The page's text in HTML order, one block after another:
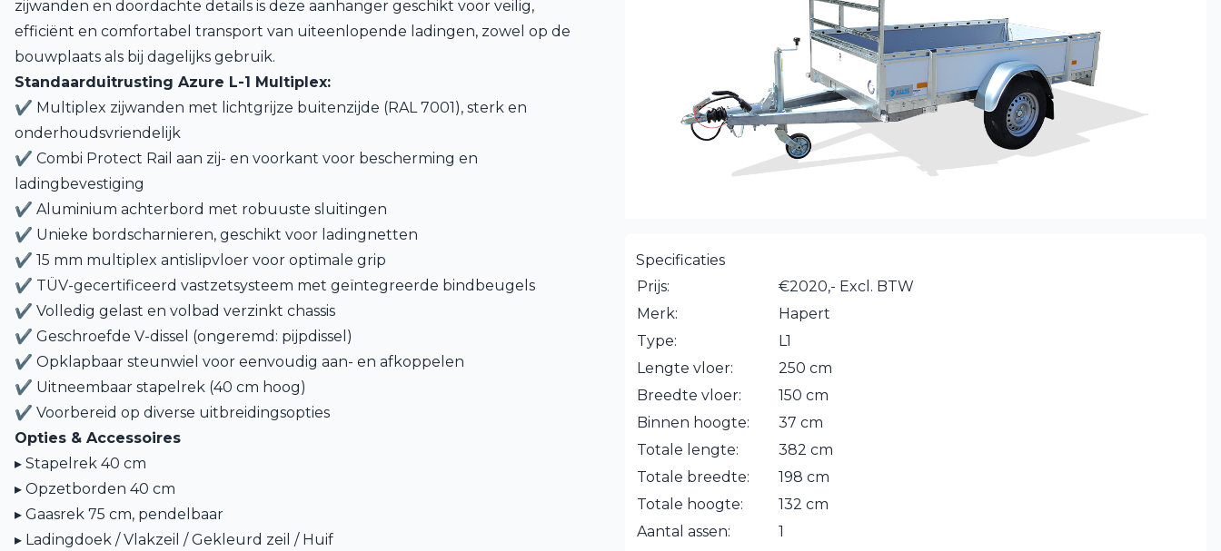
zijwanden en doordachte details is deze aanhanger geschikt voor veilig,
efficiënt en comfortabel transport van uiteenlopende ladingen, zowel op de
bouwplaats als bij dagelijks gebruik.
Standaarduitrusting Azure L-1 Multiplex:
✔ Multiplex zijwanden met lichtgrijze buitenzijde (RAL 7001), sterk en
onderhoudsvriendelijk
✔ Combi Protect Rail aan zij- en voorkant voor bescherming en
ladingbevestiging
✔ Aluminium achterbord met robuuste sluitingen
✔ Unieke bordscharnieren, geschikt voor ladingnetten
✔ 15 mm multiplex antislipvloer voor optimale grip
✔ TÜV-gecertificeerd vastzetsysteem met geïntegreerde bindbeugels
✔ Volledig gelast en volbad verzinkt chassis
✔ Geschroefde V-dissel (ongeremd: pijpdissel)
✔ Opklapbaar steunwiel voor eenvoudig aan- en afkoppelen
✔ Uitneembaar stapelrek (40 cm hoog)
✔ Voorbereid op diverse uitbreidingsopties
Opties & Accessoires
▸ Stapelrek 40 cm
▸ Opzetborden 40 cm
▸ Gaasrek 75 cm, pendelbaar
▸ Ladingdoek / Vlakzeil / Gekleurd zeil / Huif
Specificaties
Prijs:
€2020,- Excl. BTW
Merk:
Hapert
Type:
L1
Lengte vloer:
250 cm
Breedte vloer:
150 cm
Binnen hoogte:
37 cm
Totale lengte:
382 cm
Totale breedte:
198 cm
Totale hoogte:
132 cm
Aantal assen:
1